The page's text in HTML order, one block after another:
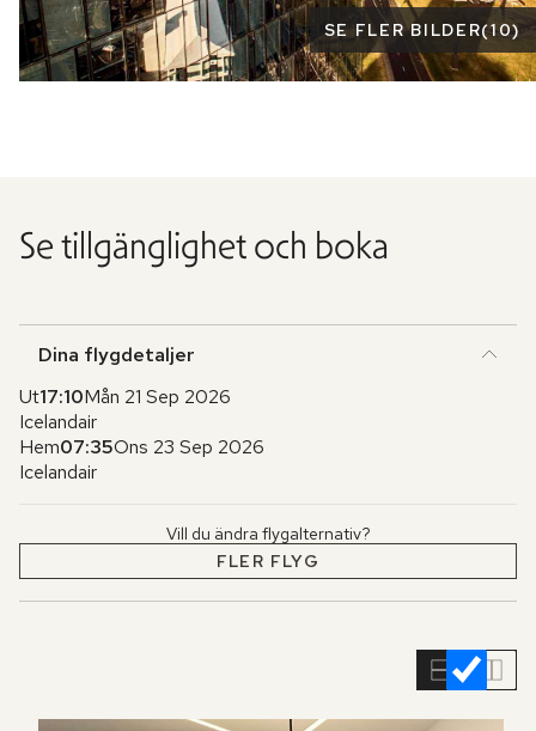
SE FLER BILDER(10)
Se tillgänglighet och boka
Dina flygdetaljer
Ut17:10Mån 21 Sep 2026
Icelandair
Hem07:35Ons 23 Sep 2026
Icelandair
Vill du ändra flygalternativ?
FLER FLYG